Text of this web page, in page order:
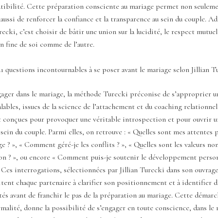
Cette préparation consciente au mariage permet non
de renforcer la confiance et la transparence au sein du couple.
c’est choisir de bâtir une union sur la lucidité, le respect
fine de soi comme de l’autre.
questions incontournables à se poser avant le mariage selon Jillian
dans le mariage, la méthode Turecki préconise de s’approprier
issues de la science de l’attachement et du coaching
conçues pour provoquer une véritable introspection et pour ouvrir
du couple. Parmi elles, on retrouve : « Quelles sont mes attentes
? », « Comment géré-je les conflits ? », « Quelles sont les valeurs
? », ou encore « Comment puis-je soutenir le développement
Ces interrogations, sélectionnées par Jillian Turecki dans son
chaque partenaire à clarifier son positionnement et à identifier
avant de franchir le pas de la préparation au mariage. Cette
donne la possibilité de s’engager en toute conscience, dans le